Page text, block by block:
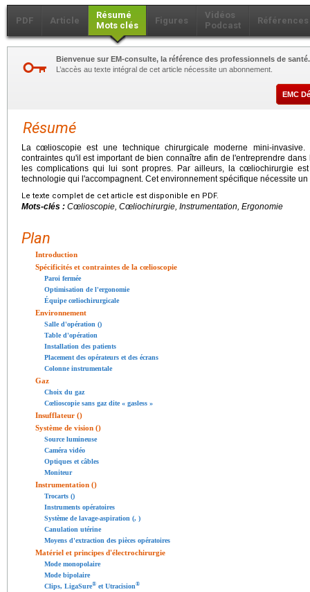
PDF Article
Résumé
Mots clés
Figures
Vidéos
Podcast
Références
Bienvenue sur EM-consulte, la référence des professionnels de santé.
L’accès au texte intégral de cet article nécessite un abonnement.
EMC
Résumé
La cœlioscopie est une technique chirurgicale moderne mini-
contraintes qu'il est important de bien connaître afin de l'entreprendre
les complications qui lui sont propres. Par ailleurs, la cœliochirurgie
technologie qui l'accompagnent. Cet environnement spécifique nécessite
Le texte complet de cet article est disponible en PDF.
Mots-clés : Cœlioscopie, Cœliochirurgie, Instrumentation, Ergonomie
Plan
Introduction
Spécificités et contraintes de la cœlioscopie
Paroi fermée
Optimisation de l'ergonomie
Équipe cœliochirurgicale
Environnement
Salle d'opération ()
Table d'opération
Installation des patients
Placement des opérateurs et des écrans
Colonne instrumentale
Gaz
Choix du gaz
Cœlioscopie sans gaz dite « gasless »
Insufflateur ()
Système de vision ()
Source lumineuse
Caméra vidéo
Optiques et câbles
Moniteur
Instrumentation ()
Trocarts ()
Instruments opératoires
Système de lavage-aspiration (, )
Canulation utérine
Moyens d'extraction des pièces opératoires
Matériel et principes d'électrochirurgie
Mode monopolaire
Mode bipolaire
Clips, LigaSure® et Utracision®